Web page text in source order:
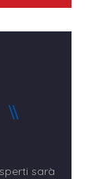
sarà